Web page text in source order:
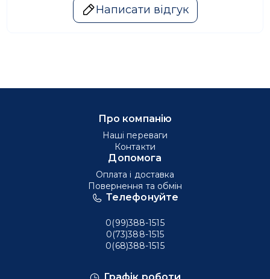
Написати відгук
Телефонуйте
0(99)388-1515
0(73)388-1515
0(68)388-1515
Про компанію
Наші переваги
Контакти
Допомога
Оплата і доставка
Повернення та обмін